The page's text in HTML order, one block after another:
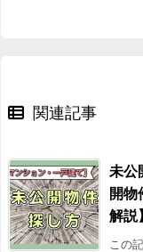
関連記事
未公
開物
解説】
この